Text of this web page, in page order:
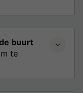
buurt
te